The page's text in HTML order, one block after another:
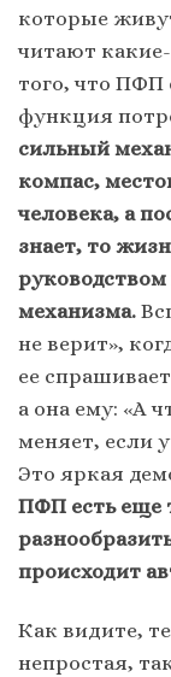
которые
читают
того, что ПФП
функция
сильный
компас,
человека, а
знает, то
руководством
механизма.
не верит»,
ее
а она ему: «А
меняет, если у
Это яркая
ПФП есть еще
происходит
Как видите,
непростая,